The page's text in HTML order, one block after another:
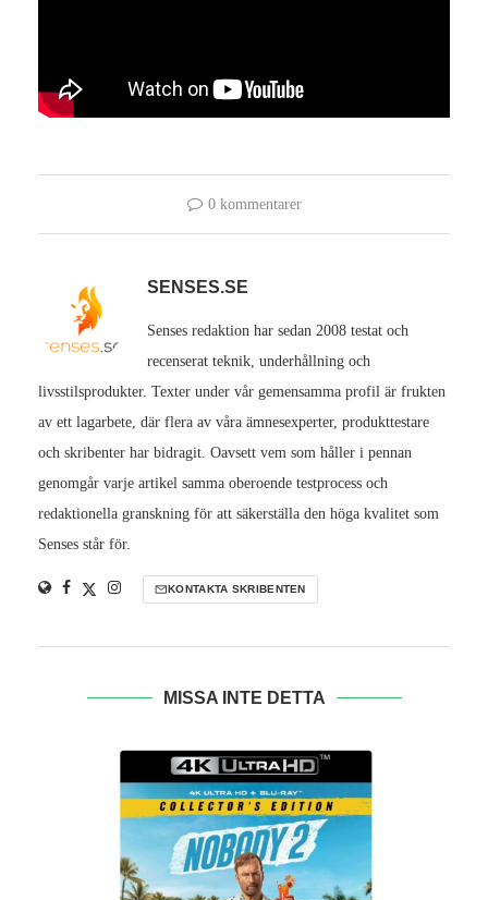
0 kommentarer
SENSES.SE
Senses redaktion har sedan 2008 testat och
recenserat teknik, underhållning och
livsstilsprodukter. Texter under vår gemensamma profil är frukten
av ett lagarbete, där flera av våra ämnesexperter, produkttestare
och skribenter har bidragit. Oavsett vem som håller i pennan
genomgår varje artikel samma oberoende testprocess och
redaktionella granskning för att säkerställa den höga kvalitet som
Senses står för.
KONTAKTA SKRIBENTEN
MISSA INTE DETTA